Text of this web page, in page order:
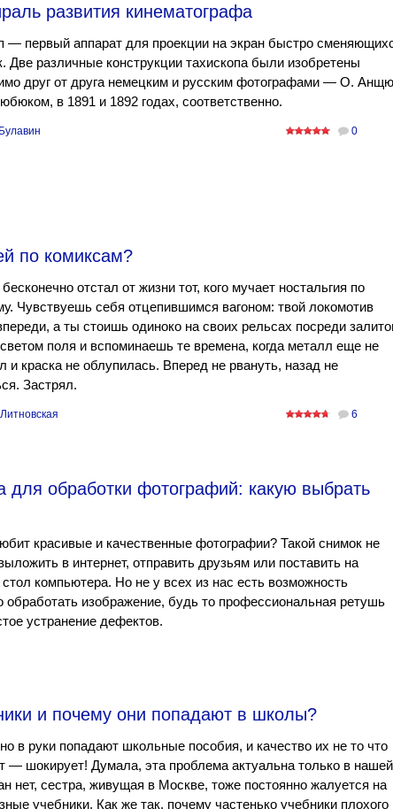
развития кинематографа
— первый аппарат для проекции на экран быстро
Две различные конструкции тахископа были изобретены
друг от друга немецким и русским фотографами — О.
в 1891 и 1892 годах, соответственно.
0
по комиксам?
отстал от жизни тот, кого мучает ностальгия по
Чувствуешь себя отцепившимся вагоном: твой локомотив
а ты стоишь одиноко на своих рельсах посреди
поля и вспоминаешь те времена, когда металл еще не
и краска не облупилась. Вперед не рвануть, назад не
Застрял.
6
для обработки фотографий: какую выбрать
красивые и качественные фотографии? Такой снимок не
в интернет, отправить друзьям или поставить на
компьютера. Но не у всех из нас есть возможность
обработать изображение, будь то профессиональная ретушь
устранение дефектов.
и почему они попадают в школы?
в руки попадают школьные пособия, и качество их не то что
— шокирует! Думала, эта проблема актуальна только в нашей
нет, сестра, живущая в Москве, тоже постоянно жалуется на
учебники. Как же так, почему частенько учебники плохого